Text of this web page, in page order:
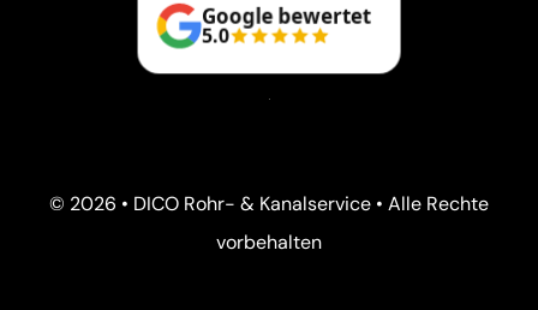
Google bewertet
5.0
© 2026 • DICO Rohr- & Kanalservice • Alle Rechte
vorbehalten